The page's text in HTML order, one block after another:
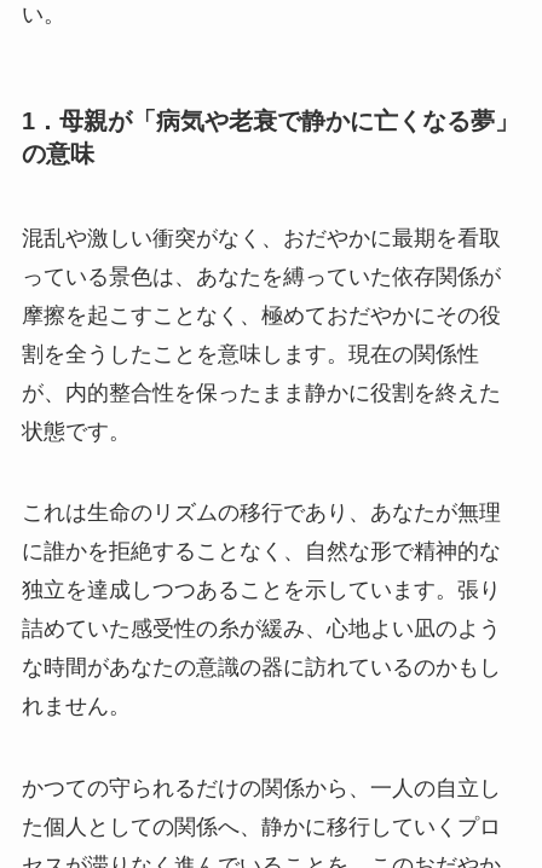
い。
1．母親が「病気や老衰で静かに亡くなる夢」
の意味
混乱や激しい衝突がなく、おだやかに最期を看取
っている景色は、あなたを縛っていた依存関係が
摩擦を起こすことなく、極めておだやかにその役
割を全うしたことを意味します。現在の関係性
が、内的整合性を保ったまま静かに役割を終えた
状態です。
これは生命のリズムの移行であり、あなたが無理
に誰かを拒絶することなく、自然な形で精神的な
独立を達成しつつあることを示しています。張り
詰めていた感受性の糸が緩み、心地よい凪のよう
な時間があなたの意識の器に訪れているのかもし
れません。
かつての守られるだけの関係から、一人の自立し
た個人としての関係へ、静かに移行していくプロ